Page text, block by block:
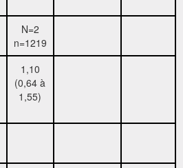
N=2
n=1219
1,10
(0,64 à
1,55)